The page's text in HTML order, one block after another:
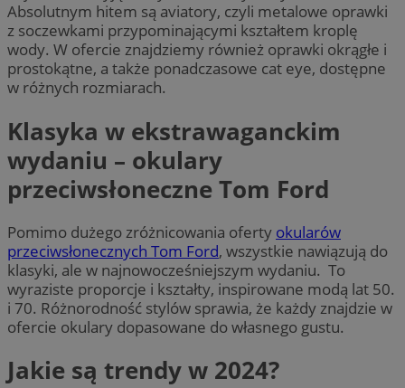
Absolutnym hitem są aviatory, czyli metalowe oprawki
z soczewkami przypominającymi kształtem kroplę
wody. W ofercie znajdziemy również oprawki okrągłe i
prostokątne, a także ponadczasowe cat eye, dostępne
w różnych rozmiarach.
Klasyka w ekstrawaganckim
wydaniu – okulary
przeciwsłoneczne Tom Ford
Pomimo dużego zróżnicowania oferty okularów
przeciwsłonecznych Tom Ford, wszystkie nawiązują do
klasyki, ale w najnowocześniejszym wydaniu. To
wyraziste proporcje i kształty, inspirowane modą lat 50.
i 70. Różnorodność stylów sprawia, że każdy znajdzie w
ofercie okulary dopasowane do własnego gustu.
Jakie są trendy w 2024?